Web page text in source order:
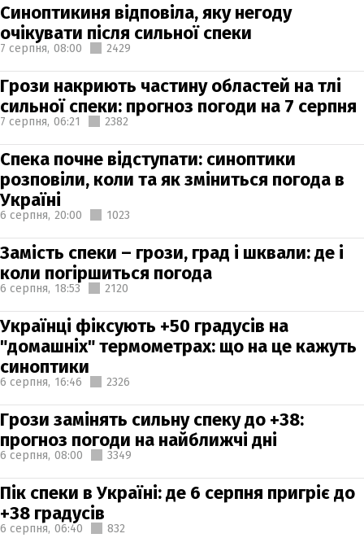
Синоптикиня відповіла, яку негоду
очікувати після сильної спеки
7 серпня, 08:00 2429
Грози накриють частину областей на тлі
сильної спеки: прогноз погоди на 7 серпня
7 серпня, 06:21 2382
Спека почне відступати: синоптики
розповіли, коли та як зміниться погода в
Україні
6 серпня, 20:00 1023
Замість спеки – грози, град і шквали: де і
коли погіршиться погода
6 серпня, 18:53 2120
Українці фіксують +50 градусів на
"домашніх" термометрах: що на це кажуть
синоптики
6 серпня, 16:46 2326
Грози замінять сильну спеку до +38:
прогноз погоди на найближчі дні
6 серпня, 08:00 3349
Пік спеки в Україні: де 6 серпня пригріє до
+38 градусів
6 серпня, 06:40 832